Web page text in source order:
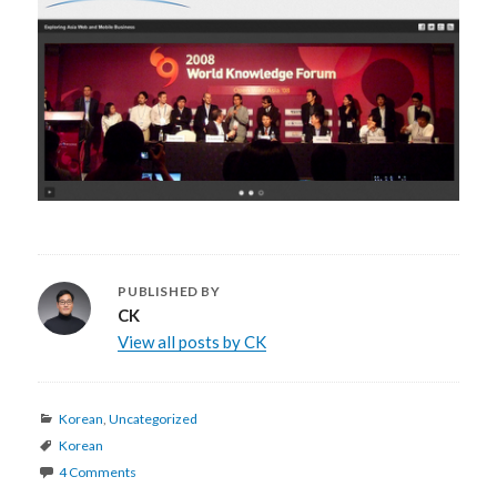
PUBLISHED BY
CK
View all posts by CK
Categories
Korean,Uncategorized
Tags
Korean
4 Comments